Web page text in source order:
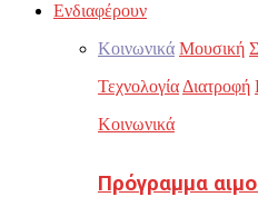
Ενδιαφέρουν
Κοινωνικά Μουσική
Τεχνολογία Διατροφή
Κοινωνικά
Πρόγραμμα